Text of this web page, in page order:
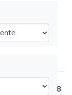
Lei nº 9.610/98